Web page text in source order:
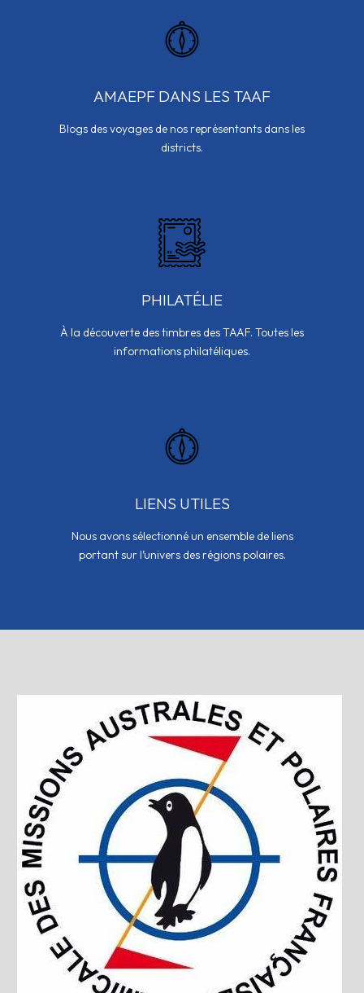
AMAEPF DANS LES TAAF
Blogs des voyages de nos représentants dans les
districts.
PHILATÉLIE
À la découverte des timbres des TAAF. Toutes les
informations philatéliques.
LIENS UTILES
Nous avons sélectionné un ensemble de liens
portant sur l’univers des régions polaires.